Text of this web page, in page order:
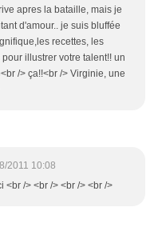
apres la bataille, mais je
d'amour.. je suis bluffée
recettes, les
illustrer votre talent!! un
/> ça!!<br /> Virginie, une
2011 10:08
<br /> <br /> <br /> <br />